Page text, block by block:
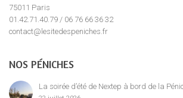
75011 Paris
01.42.71.40.79 / 06 76 66 36 32
contact@lesitedespeniches.fr
NOS PÉNICHES
La soirée d’été de Nextep à bord de la